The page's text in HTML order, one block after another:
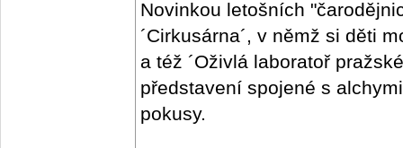
Novinkou letošních
´Cirkusárna´, v němž si děti
a též ´Oživlá laboratoř
představení spojené s
pokusy.